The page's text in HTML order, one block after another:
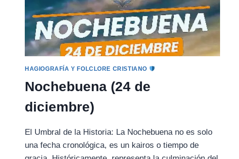
HAGIOGRAFÍA Y FOLCLORE CRISTIANO
Nochebuena (24 de
diciembre)
El Umbral de la Historia: La Nochebuena no es solo
una fecha cronológica, es un kairos o tiempo de